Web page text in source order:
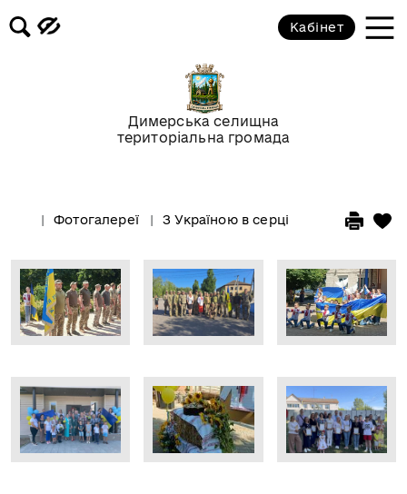
Димерська селищна
територіальна громада
Кабінет
Фотогалереї З Україною в серці